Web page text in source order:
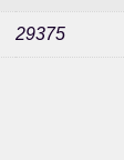
29375